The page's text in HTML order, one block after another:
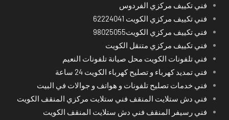
فني تكييف مركزي الفردوس
فني تكييف مركزي الكويت 62224041
فني تكييف مركزي الكويت98025055
فني تكييف مركزي متنقل الكويت
فني تلفونات الكويت محل صيانة تلفونات النعيم
فني تمديد كهرباء و تصليح كهرباء الكويت 24 ساعة
فني خدمات تصليح تلفونات و هواتف و جوالات في البيت
فني دش ستلايت المنقف فني ستلايت مركزي المنقف الكويت
فني رسيفر المنقف فني دش ستلايت المنقف الكويت